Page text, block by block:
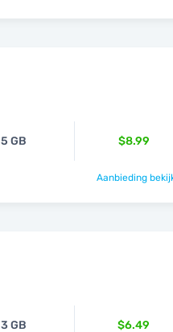
5 GB $8.99
Aanbieding
3 GB $6.49